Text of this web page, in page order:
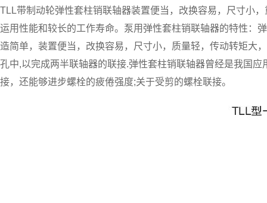
TLL带制动轮弹性套柱销联轴器装置便当，改换容易，尺寸小
运用性能和较长的工作寿命。泵用弹性套柱销联轴器的特性：
造简单，装置便当，改换容易，尺寸小，质量轻，传动转矩大
孔中,以完成两半联轴器的联接.弹性套柱销联轴器曾经是我国
接，还能够进步螺栓的疲倦强度;关于受剪的螺栓联接。